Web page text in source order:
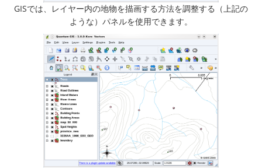
GISでは、レイヤー内の地物を描画する方法を調整する（上記の
ような）パネルを使用できます。